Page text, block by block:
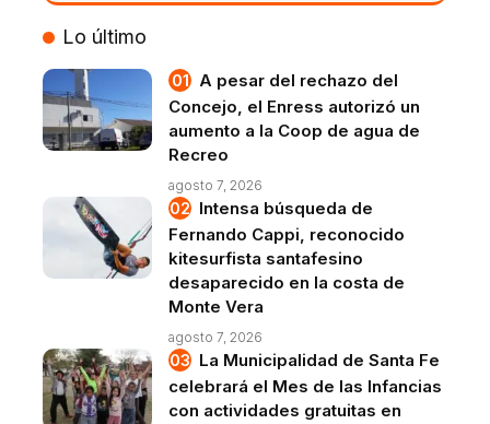
VIVO
Lo último
A pesar del rechazo del
Concejo, el Enress autorizó un
aumento a la Coop de agua de
Recreo
agosto 7, 2026
Intensa búsqueda de
Fernando Cappi, reconocido
kitesurfista santafesino
desaparecido en la costa de
Monte Vera
agosto 7, 2026
La Municipalidad de Santa Fe
celebrará el Mes de las Infancias
con actividades gratuitas en